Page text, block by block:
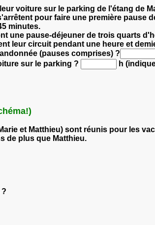
voiture sur le parking de l'étang de
pour faire une première pause
minutes.
une pause-déjeuner de trois quarts
leur circuit pendant une heure et
(pauses comprises) ?
sur le parking ?
h
et Matthieu) sont réunis pour les
de plus que Matthieu.